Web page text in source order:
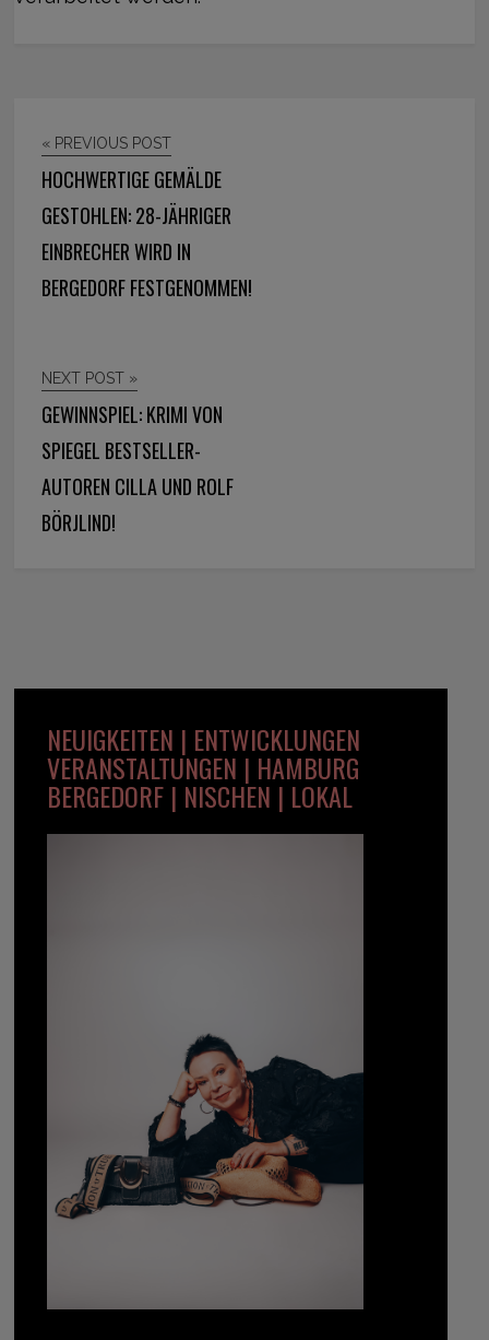
« PREVIOUS POST
HOCHWERTIGE GEMÄLDE
GESTOHLEN: 28-JÄHRIGER
EINBRECHER WIRD IN
BERGEDORF FESTGENOMMEN!
NEXT POST »
GEWINNSPIEL: KRIMI VON
SPIEGEL BESTSELLER-
AUTOREN CILLA UND ROLF
BÖRJLIND!
NEUIGKEITEN | ENTWICKLUNGEN
VERANSTALTUNGEN | HAMBURG
BERGEDORF | NISCHEN | LOKAL